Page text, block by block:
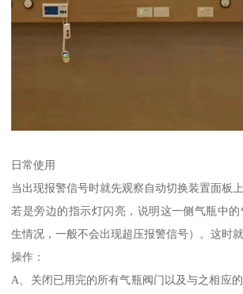
日常使用
当出现报警信号时就先观察自动切换装置面板上
若是旁边的指示灯闪亮，说明这一侧气瓶中
生情况，一般不会出现超压报警信号）。这时
操作：
A、关闭已用完的所有气瓶阀门以及与之相应